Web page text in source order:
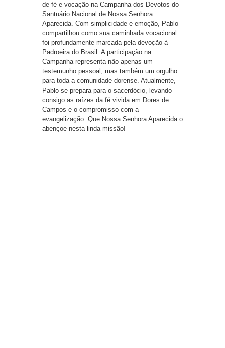
de fé e vocação na Campanha dos Devotos do
Santuário Nacional de Nossa Senhora
Aparecida. Com simplicidade e emoção, Pablo
compartilhou como sua caminhada vocacional
foi profundamente marcada pela devoção à
Padroeira do Brasil. A participação na
Campanha representa não apenas um
testemunho pessoal, mas também um orgulho
para toda a comunidade dorense. Atualmente,
Pablo se prepara para o sacerdócio, levando
consigo as raízes da fé vivida em Dores de
Campos e o compromisso com a
evangelização. Que Nossa Senhora Aparecida o
abençoe nesta linda missão!